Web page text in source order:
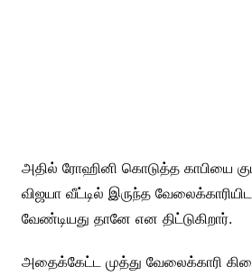
அதில் ரோஹினி கொடுத்த காபியை
விஜயா வீட்டில் இருந்த
வேண்டியது தானே என திட்டுகிறார்.
அதைக்கேட்ட முத்து வேலைக்காரி